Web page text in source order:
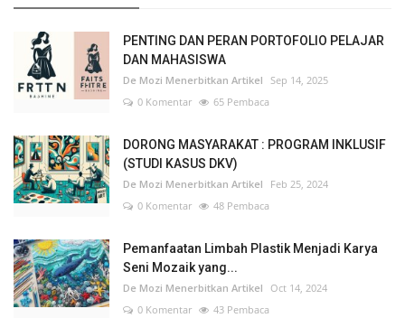
PENTING DAN PERAN PORTOFOLIO PELAJAR
DAN MAHASISWA
De Mozi Menerbitkan Artikel Sep 14, 2025
0 Komentar
65 Pembaca
DORONG MASYARAKAT : PROGRAM INKLUSIF
(STUDI KASUS DKV)
De Mozi Menerbitkan Artikel
Feb 25, 2024
0 Komentar
48 Pembaca
Pemanfaatan Limbah Plastik Menjadi Karya
Seni Mozaik yang...
De Mozi Menerbitkan Artikel
Oct 14, 2024
0 Komentar
43 Pembaca